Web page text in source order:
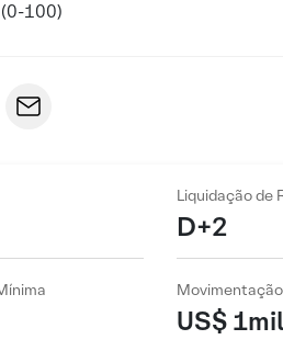
(0-100)
Liquidação de
D+2
US$ 1mil